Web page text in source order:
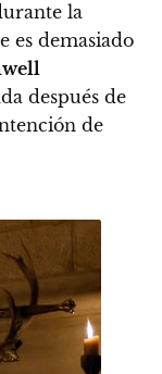
la
es demasiado
después de
de